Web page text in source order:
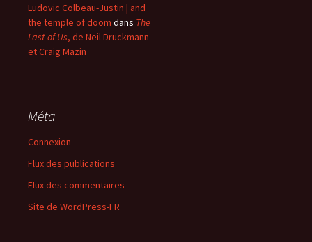
Ludovic Colbeau-Justin | and
the temple of doom dans The
Last of Us, de Neil Druckmann
et Craig Mazin
Méta
Connexion
Flux des publications
Flux des commentaires
Site de WordPress-FR